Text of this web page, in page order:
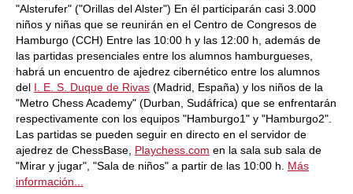
"Alsterufer" ("Orillas del Alster") En él participarán casi 3.000
niños y niñas que se reunirán en el Centro de Congresos de
Hamburgo (CCH) Entre las 10:00 h y las 12:00 h, además de
las partidas presenciales entre los alumnos hamburgueses,
habrá un encuentro de ajedrez cibernético entre los alumnos
del I. E. S. Duque de Rivas (Madrid, España) y los niños de la
"Metro Chess Academy" (Durban, Sudáfrica) que se enfrentarán
respectivamente con los equipos "Hamburgo1" y "Hamburgo2".
Las partidas se pueden seguir en directo en el servidor de
ajedrez de ChessBase, Playchess.com en la sala sub sala de
"Mirar y jugar", "Sala de niños" a partir de las 10:00 h. Más
información...